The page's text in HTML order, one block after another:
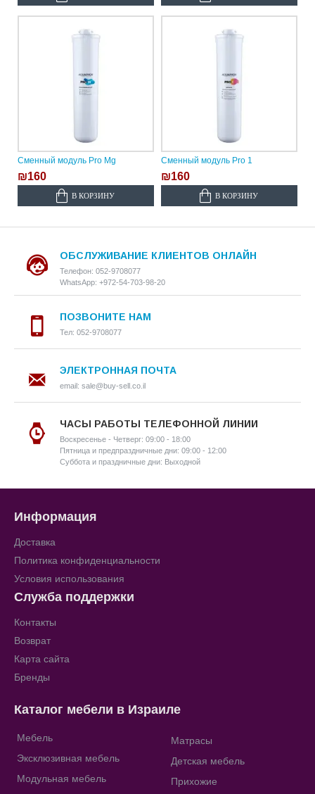
Сменный модуль Pro Mg
₪160
В КОРЗИНУ
Сменный модуль Pro 1
₪160
В КОРЗИНУ
ОБСЛУЖИВАНИЕ КЛИЕНТОВ ОНЛАЙН
Телефон: 052-9708077
WhatsApp: +972-54-703-98-20
ПОЗВОНИТЕ НАМ
Тел: 052-9708077
ЭЛЕКТРОННАЯ ПОЧТА
email: sale@buy-sell.co.il
ЧАСЫ РАБОТЫ ТЕЛЕФОННОЙ ЛИНИИ
Воскресенье - Четверг: 09:00 - 18:00
Пятница и предпраздничные дни: 09:00 - 12:00
Суббота и праздничные дни: Выходной
Информация
Доставка
Политика конфиденциальности
Условия использования
Служба поддержки
Контакты
Возврат
Карта сайта
Бренды
Каталог мебели в Израиле
Мебель
Эксклюзивная мебель
Модульная мебель
Матрасы
Детская мебель
Прихожие